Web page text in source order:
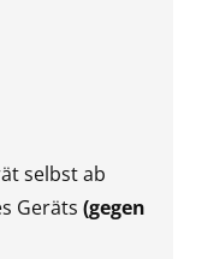
selbst ab
Geräts (gegen